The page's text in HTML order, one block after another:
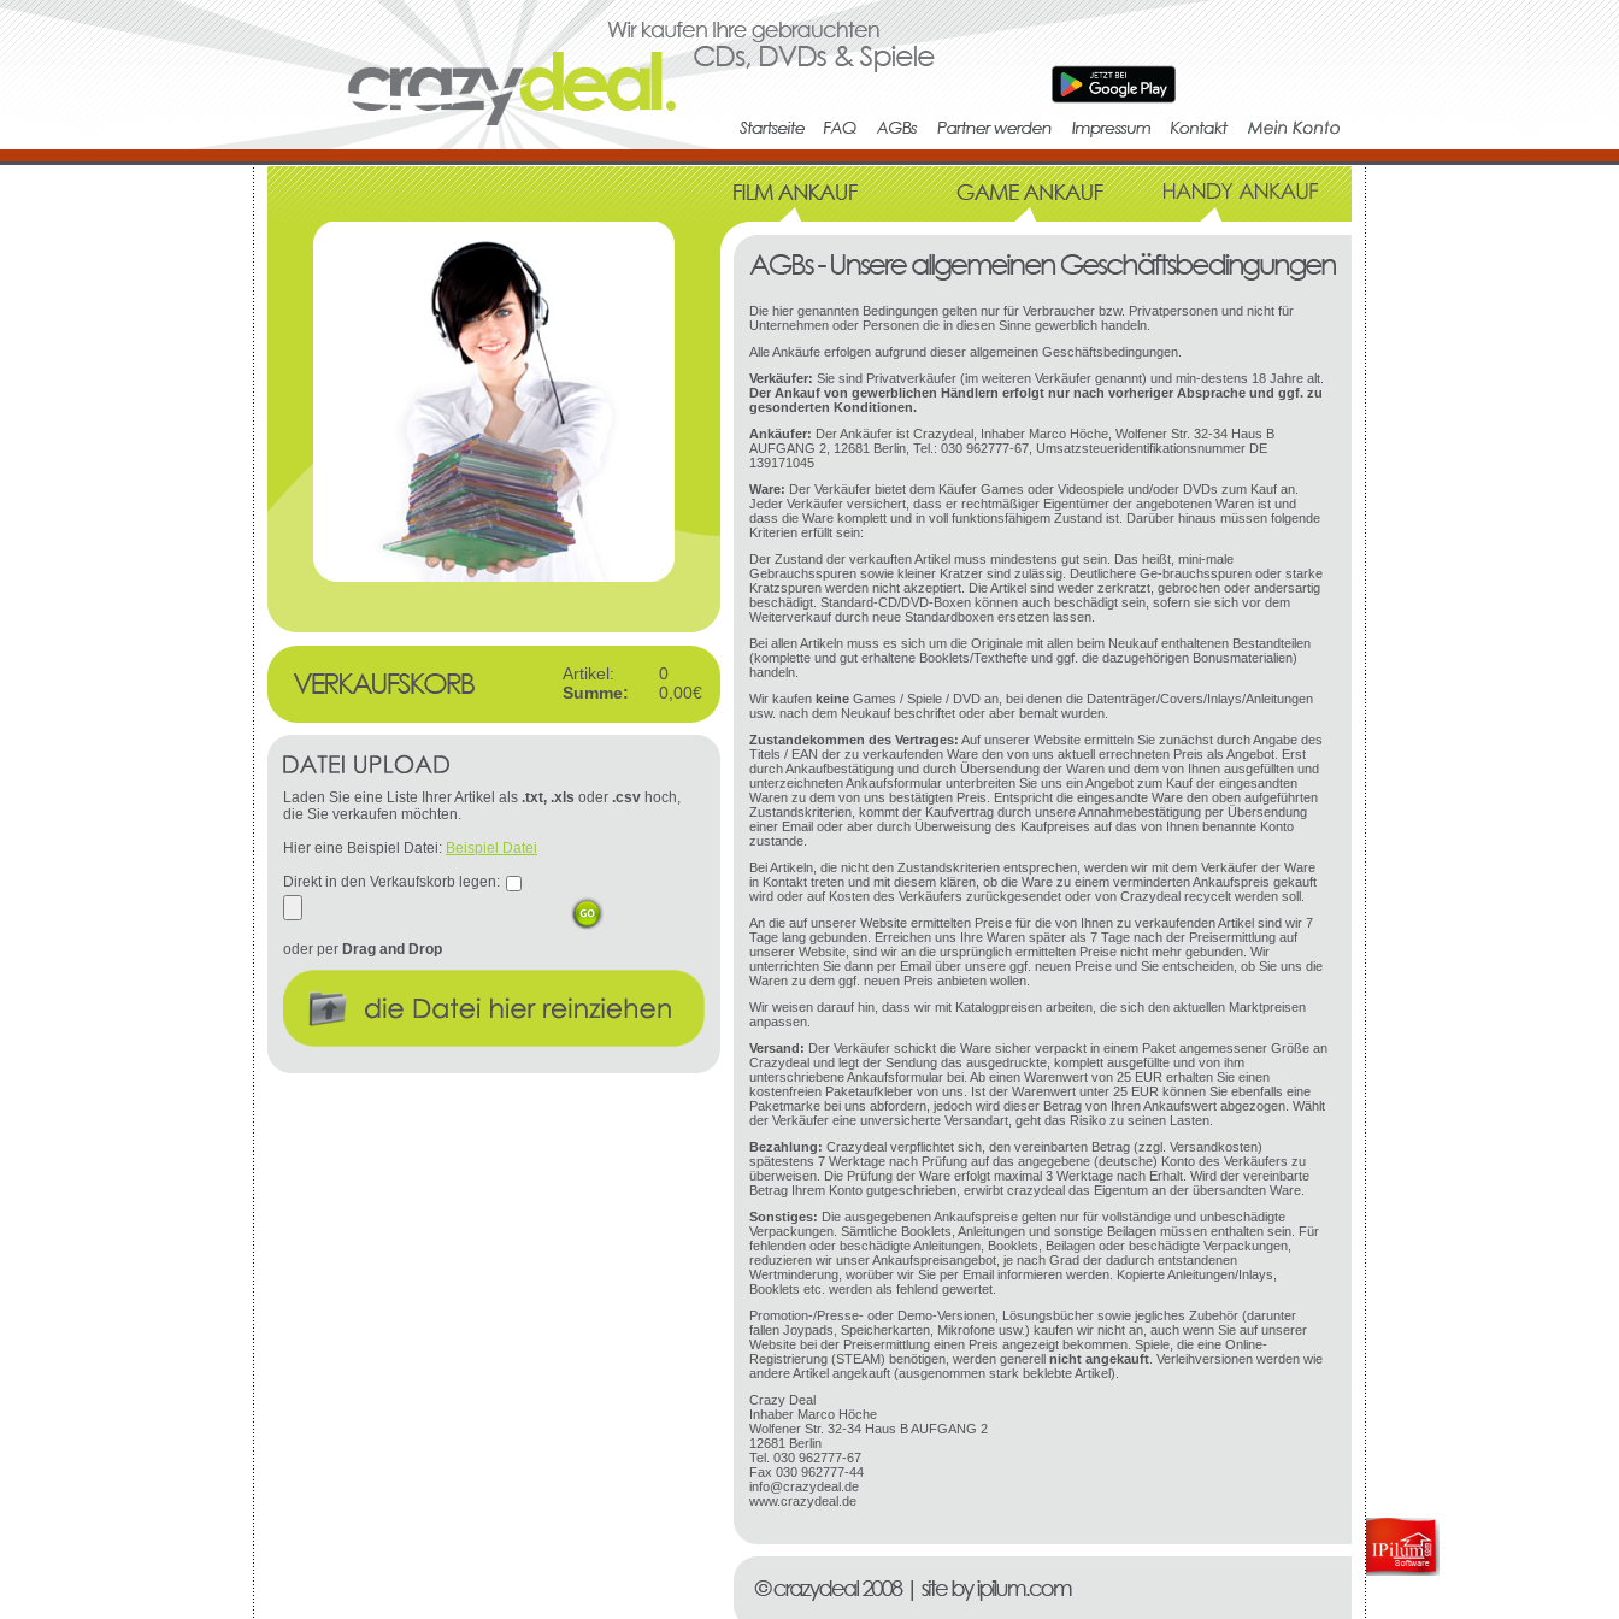
Die hier genannten Bedingungen gelten nur für Verbraucher bzw. Privatpersonen und nicht für
Unternehmen oder Personen die in diesen Sinne gewerblich handeln.
Alle Ankäufe erfolgen aufgrund dieser allgemeinen Geschäftsbedingungen.
Verkäufer: Sie sind Privatverkäufer (im weiteren Verkäufer genannt) und min-destens 18 Jahre alt.
Der Ankauf von gewerblichen Händlern erfolgt nur nach vorheriger Absprache und ggf. zu
gesonderten Konditionen.
Ankäufer: Der Ankäufer ist Crazydeal, Inhaber Marco Höche, Wolfener Str. 32-34 Haus B
AUFGANG 2, 12681 Berlin, Tel.: 030 962777-67, Umsatzsteueridentifikationsnummer DE
139171045
Ware: Der Verkäufer bietet dem Käufer Games oder Videospiele und/oder DVDs zum Kauf an.
Jeder Verkäufer versichert, dass er rechtmäßiger Eigentümer der angebotenen Waren ist und
dass die Ware komplett und in voll funktionsfähigem Zustand ist. Darüber hinaus müssen folgende
Kriterien erfüllt sein:
Der Zustand der verkauften Artikel muss mindestens gut sein. Das heißt, mini-male
Gebrauchsspuren sowie kleiner Kratzer sind zulässig. Deutlichere Ge-brauchsspuren oder starke
Kratzspuren werden nicht akzeptiert. Die Artikel sind weder zerkratzt, gebrochen oder andersartig
beschädigt. Standard-CD/DVD-Boxen können auch beschädigt sein, sofern sie sich vor dem
Weiterverkauf durch neue Standardboxen ersetzen lassen.
Bei allen Artikeln muss es sich um die Originale mit allen beim Neukauf enthaltenen Bestandteilen
(komplette und gut erhaltene Booklets/Texthefte und ggf. die dazugehörigen Bonusmaterialien)
handeln.
Wir kaufen keine Games / Spiele / DVD an, bei denen die Datenträger/Covers/Inlays/Anleitungen
usw. nach dem Neukauf beschriftet oder aber bemalt wurden.
Zustandekommen des Vertrages: Auf unserer Website ermitteln Sie zunächst durch Angabe des
Titels / EAN der zu verkaufenden Ware den von uns aktuell errechneten Preis als Angebot. Erst
durch Ankaufbestätigung und durch Übersendung der Waren und dem von Ihnen ausgefüllten und
unterzeichneten Ankaufsformular unterbreiten Sie uns ein Angebot zum Kauf der eingesandten
Waren zu dem von uns bestätigten Preis. Entspricht die eingesandte Ware den oben aufgeführten
Zustandskriterien, kommt der Kaufvertrag durch unsere Annahmebestätigung per Übersendung
einer Email oder aber durch Überweisung des Kaufpreises auf das von Ihnen benannte Konto
zustande.
Bei Artikeln, die nicht den Zustandskriterien entsprechen, werden wir mit dem Verkäufer der Ware
in Kontakt treten und mit diesem klären, ob die Ware zu einem verminderten Ankaufspreis gekauft
wird oder auf Kosten des Verkäufers zurückgesendet oder von Crazydeal recycelt werden soll.
An die auf unserer Website ermittelten Preise für die von Ihnen zu verkaufenden Artikel sind wir 7
Tage lang gebunden. Erreichen uns Ihre Waren später als 7 Tage nach der Preisermittlung auf
unserer Website, sind wir an die ursprünglich ermittelten Preise nicht mehr gebunden. Wir
unterrichten Sie dann per Email über unsere ggf. neuen Preise und Sie entscheiden, ob Sie uns die
Waren zu dem ggf. neuen Preis anbieten wollen.
Wir weisen darauf hin, dass wir mit Katalogpreisen arbeiten, die sich den aktuellen Marktpreisen
anpassen.
Versand: Der Verkäufer schickt die Ware sicher verpackt in einem Paket angemessener Größe an
Crazydeal und legt der Sendung das ausgedruckte, komplett ausgefüllte und von ihm
unterschriebene Ankaufsformular bei. Ab einen Warenwert von 25 EUR erhalten Sie einen
kostenfreien Paketaufkleber von uns. Ist der Warenwert unter 25 EUR können Sie ebenfalls eine
Paketmarke bei uns abfordern, jedoch wird dieser Betrag von Ihren Ankaufswert abgezogen. Wählt
der Verkäufer eine unversicherte Versandart, geht das Risiko zu seinen Lasten.
Bezahlung: Crazydeal verpflichtet sich, den vereinbarten Betrag (zzgl. Versandkosten)
spätestens 7 Werktage nach Prüfung auf das angegebene (deutsche) Konto des Verkäufers zu
überweisen. Die Prüfung der Ware erfolgt maximal 3 Werktage nach Erhalt. Wird der vereinbarte
Betrag Ihrem Konto gutgeschrieben, erwirbt crazydeal das Eigentum an der übersandten Ware.
Sonstiges: Die ausgegebenen Ankaufspreise gelten nur für vollständige und unbeschädigte
Verpackungen. Sämtliche Booklets, Anleitungen und sonstige Beilagen müssen enthalten sein. Für
fehlenden oder beschädigte Anleitungen, Booklets, Beilagen oder beschädigte Verpackungen,
reduzieren wir unser Ankaufspreisangebot, je nach Grad der dadurch entstandenen
Wertminderung, worüber wir Sie per Email informieren werden. Kopierte Anleitungen/Inlays,
Booklets etc. werden als fehlend gewertet.
Promotion-/Presse- oder Demo-Versionen, Lösungsbücher sowie jegliches Zubehör (darunter
fallen Joypads, Speicherkarten, Mikrofone usw.) kaufen wir nicht an, auch wenn Sie auf unserer
Website bei der Preisermittlung einen Preis angezeigt bekommen. Spiele, die eine Online-
Registrierung (STEAM) benötigen, werden generell nicht angekauft . Verleihversionen werden wie
andere Artikel angekauft (ausgenommen stark beklebte Artikel).
Crazy Deal
Inhaber Marco Höche
Wolfener Str. 32-34 Haus B AUFGANG 2
12681 Berlin
Tel. 030 962777-67
Fax 030 962777-44
info@crazydeal.de
www.crazydeal.de
Artikel:
0
Summe:
0,00€
Laden Sie eine Liste Ihrer Artikel als .txt, .xls oder .csv hoch,
die Sie verkaufen möchten.
Hier eine Beispiel Datei: Beispiel Datei
Direkt in den Verkaufskorb legen:
oder per Drag and Drop